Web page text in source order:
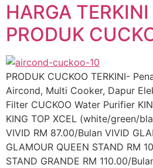
HARGA
PRODUK
PRODUK CUCKOO TERKINI-
Aircond, Multi Cooker, Dapur
Filter CUCKOO Water Purifier
KING TOP XCEL (white/green/
VIVID RM 87.00/Bulan VIVID
GLAMOUR QUEEN STAND RM
STAND GRANDE RM 110.00/